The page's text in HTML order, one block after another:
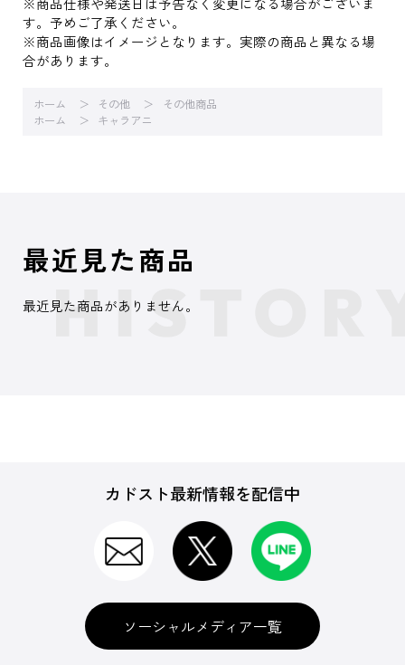
す。予めご了承ください。
※商品画像はイメージとなります。実際の商品と異なる場
合があります。
ホーム その他
その他商品
ホーム
キャラアニ
最近見た商品
最近見た商品がありません。
カドスト最新情報を配信中
ソーシャルメディア一覧